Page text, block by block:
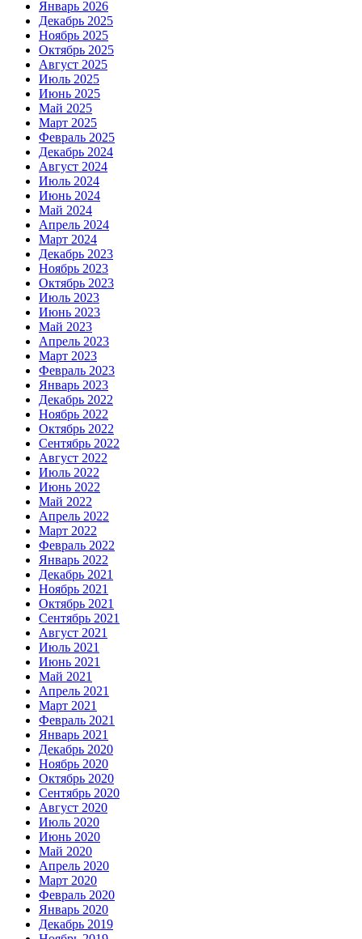
Январь 2026
Декабрь 2025
Ноябрь 2025
Октябрь 2025
Август 2025
Июль 2025
Июнь 2025
Май 2025
Март 2025
Февраль 2025
Декабрь 2024
Август 2024
Июль 2024
Июнь 2024
Май 2024
Апрель 2024
Март 2024
Декабрь 2023
Ноябрь 2023
Октябрь 2023
Июль 2023
Июнь 2023
Май 2023
Апрель 2023
Март 2023
Февраль 2023
Январь 2023
Декабрь 2022
Ноябрь 2022
Октябрь 2022
Сентябрь 2022
Август 2022
Июль 2022
Июнь 2022
Май 2022
Апрель 2022
Март 2022
Февраль 2022
Январь 2022
Декабрь 2021
Ноябрь 2021
Октябрь 2021
Сентябрь 2021
Август 2021
Июль 2021
Июнь 2021
Май 2021
Апрель 2021
Март 2021
Февраль 2021
Январь 2021
Декабрь 2020
Ноябрь 2020
Октябрь 2020
Сентябрь 2020
Август 2020
Июль 2020
Июнь 2020
Май 2020
Апрель 2020
Март 2020
Февраль 2020
Январь 2020
Декабрь 2019